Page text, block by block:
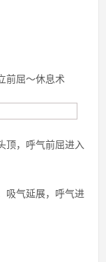
前屈～休息术
顶，呼气前屈进入
吸气延展，呼气进